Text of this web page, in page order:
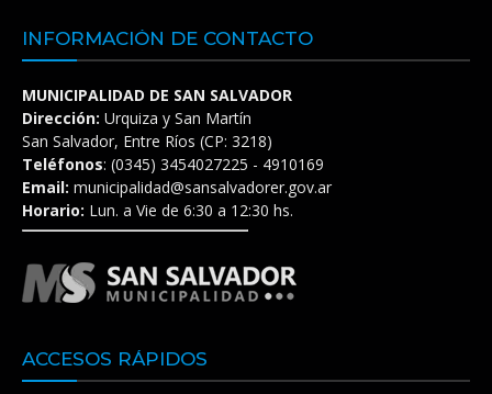
INFORMACIÓN DE CONTACTO
MUNICIPALIDAD DE SAN SALVADOR
Dirección: Urquiza y San Martín
San Salvador, Entre Ríos (CP: 3218)
Teléfonos: (0345) 3454027225 - 4910169
Email: municipalidad@sansalvadorer.gov.ar
Horario: Lun. a Vie de 6:30 a 12:30 hs.
ACCESOS RÁPIDOS